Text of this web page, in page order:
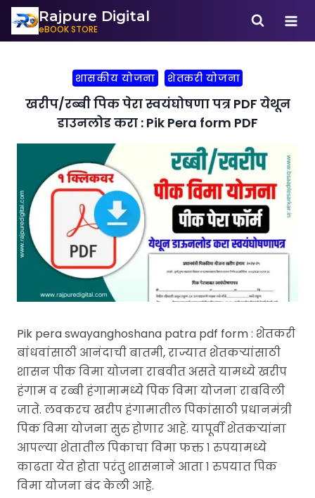
Rajpure Digital
eBOOK STORE
शासकीय योजना शेतकरी योजना
खरीप/रब्बी पिक पेरा स्वयंघोषणा पत्र PDF येथून
डाउनलोड करा : Pik Pera form PDF
Pik pera swayanghoshana patra pdf form : शेतकरी
बांधवांसाठी आनंदाची बातमी, राज्यात शेतकऱ्यांसाठी
शासन पीक विमा योजना राबवीत असते यामध्ये खरीप
हंगाम व रब्बी हंगामामध्ये पिक विमा योजना राबविली
जाते. लवकरच खरीप हंगामातील पिकांसाठी प्रधानमंत्री
पिक विमा योजना सुरु होणार आहे. यापूर्वी शेतकऱ्यांना
आपल्या शेतातील पिकाचा विमा फक्त १ रुपयामध्ये
काढता येत होता परंतु शासनाने आता १ रुपयात पिक
विमा योजना बंद केली आहे.